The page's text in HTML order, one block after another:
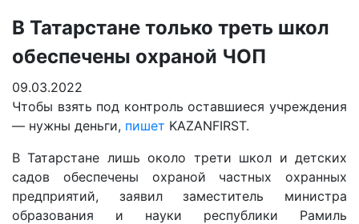
В Татарстане только треть школ
обеспечены охраной ЧОП
09.03.2022
Чтобы взять под контроль оставшиеся учреждения
— нужны деньги, пишет KAZANFIRST.
В Татарстане лишь около трети школ и детских
садов обеспечены охраной частных охранных
предприятий, заявил заместитель министра
образования и науки республики Рамиль